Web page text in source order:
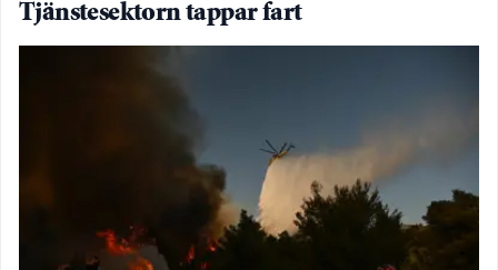
Tjänstesektorn tappar fart